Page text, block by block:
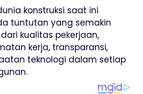
konstruksi saat ini
tuntutan yang semakin
kualitas pekerjaan,
kerja, transparansi,
teknologi dalam setiap